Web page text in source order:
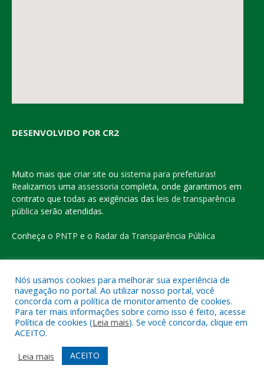
DESENVOLVIDO POR CR2
Muito mais que criar site ou sistema para prefeituras!
Realizamos uma assessoria completa, onde garantimos em
contrato que todas as exigências das leis de transparência
pública serão atendidas.
Conheça o PNTP e o Radar da Transparência Pública
Todos os direitos reservados a Prefeitura Municipal de Eldorado
do Carajás
Mapa do Site
Acessar o Webmail
Nós usamos cookies para melhorar sua experiência de
navegação no portal. Ao utilizar nosso portal, você
concorda com a política de monitoramento de cookies.
Para ter mais informações sobre como isso é feito, acesse
Política de cookies (Leia mais). Se você concorda, clique em
ACEITO.
Leia mais
ACEITO